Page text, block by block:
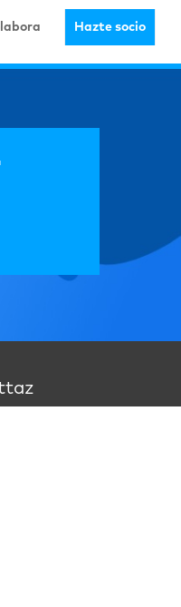
Hazte socio